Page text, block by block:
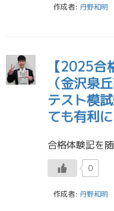
作成者: 丹野和明
【2025合
（金沢泉
テスト模
ても有利
0
作成者: 丹野和明